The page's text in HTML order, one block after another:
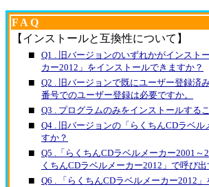
F A Q
【インストールと互換性について】
■
Q1 . 旧バージョンのいずれかがインスト
カー2012」をインストールできますか？
■
Q2 . 旧バージョンで既にユーザー登録済
番号でのユーザー登録は必要ですか。
■ Q3 . プログラムのみをインストールする
■
Q4 . 旧バージョンの「らくちんCDラベ
すか？
■
Q5 .「らくちんCDラベルメーカー2001
くちんCDラベルメーカー2012」で呼び
■
Q6 . 「らくちんCDラベルメーカー2012